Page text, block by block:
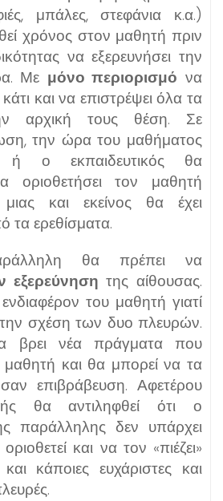
μπάλες, στεφάνια κ.α.)
χρόνος στον μαθητή πριν
να εξερευνήσει την
Με μόνο περιορισμό να
και να επιστρέψει όλα τα
αρχική τους θέση. Σε
την ώρα του μαθήματος
ο εκπαιδευτικός θα
οριοθετήσει τον μαθητή
μιας και εκείνος θα έχει
τα ερεθίσματα.
θα πρέπει να
εξερεύνηση της αίθουσας.
του μαθητή γιατί
σχέση των δυο πλευρών.
βρει νέα πράγματα που
μαθητή και θα μπορεί να τα
επιβράβευση. Αφετέρου
θα αντιληφθεί ότι ο
παράλληλης δεν υπάρχει
και να τον «πιέζει»
κάποιες ευχάριστες και